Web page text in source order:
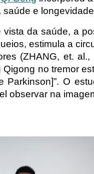
saúde e
vista da saúde, a
estimula a
(ZHANG, et.
no tremor
Parkinson]”. O
observar na